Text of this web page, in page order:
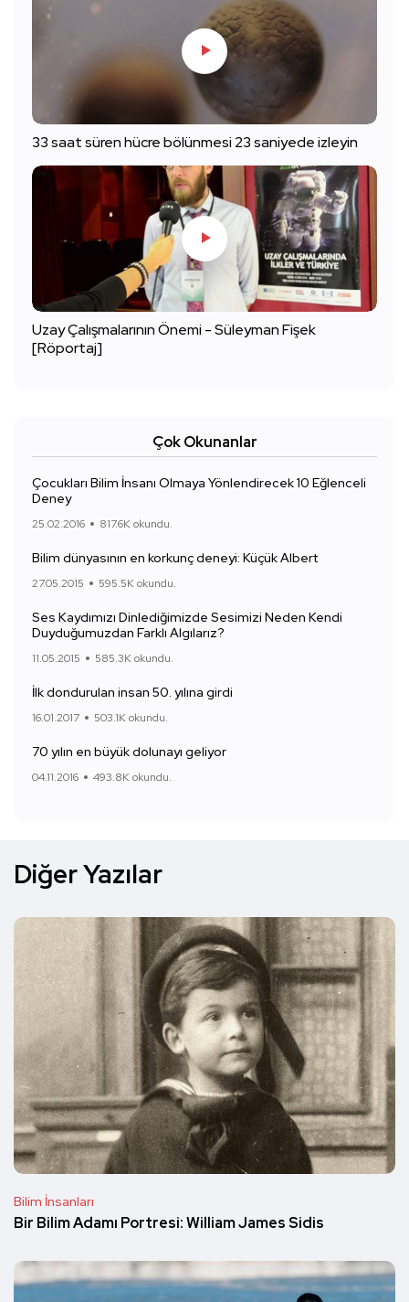
33 saat süren hücre bölünmesi 23 saniyede izleyin
Uzay Çalışmalarının Önemi - Süleyman Fişek
[Röportaj]
Çok Okunanlar
Çocukları Bilim İnsanı Olmaya Yönlendirecek 10 Eğlenceli
Deney
25.02.2016 817.6K okundu.
Bilim dünyasının en korkunç deneyi: Küçük Albert
27.05.2015 595.5K okundu.
Ses Kaydımızı Dinlediğimizde Sesimizi Neden Kendi
Duyduğumuzdan Farklı Algılarız?
11.05.2015 585.3K okundu.
İlk dondurulan insan 50. yılına girdi
16.01.2017 503.1K okundu.
70 yılın en büyük dolunayı geliyor
04.11.2016 493.8K okundu.
Diğer Yazılar
Bilim İnsanları
Bir Bilim Adamı Portresi: William James Sidis